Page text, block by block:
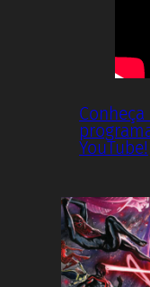
YouTube!